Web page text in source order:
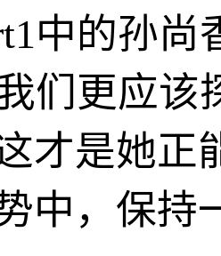
中的孙
们更应该
才是她正
中，保持